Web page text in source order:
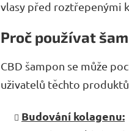
vlasy před roztřepenými
Proč používat
CBD šampon se může
uživatelů těchto
Budování kolagenu: